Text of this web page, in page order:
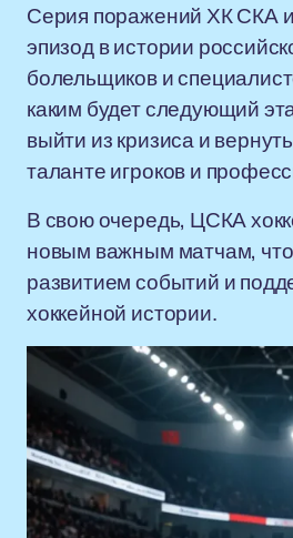
Серия поражений ХК СКА
эпизод в истории
болельщиков и
каким будет следующий
выйти из кризиса и
таланте игроков и
В свою очередь, ЦСКА
новым важным матчам,
развитием событий и
хоккейной истории.